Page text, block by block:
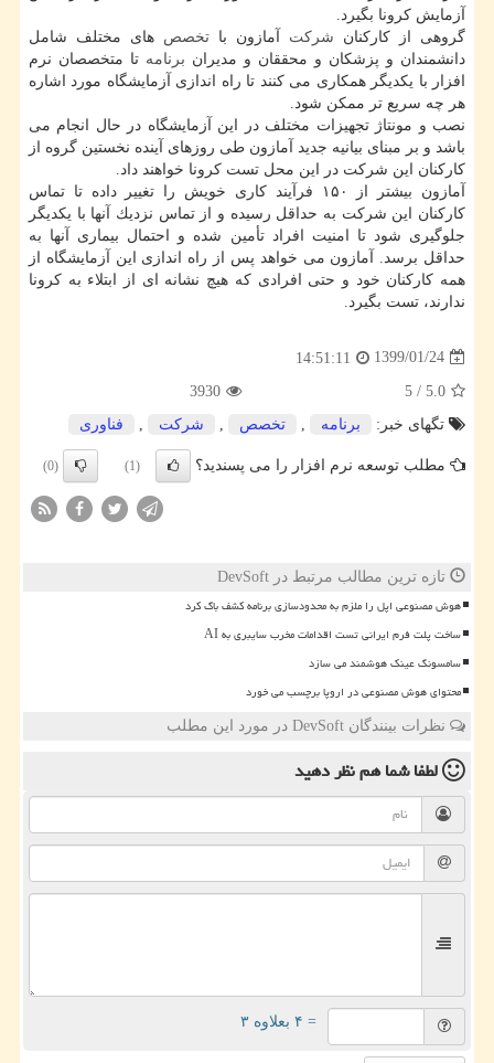
آزمایش كرونا بگیرد.
گروهی از كاركنان شركت آمازون با تخصص های مختلف شامل
دانشمندان و پزشكان و محققان و مدیران برنامه تا متخصصان نرم
افزار با یكدیگر همكاری می كنند تا راه اندازی آزمایشگاه مورد اشاره
هر چه سریع تر ممكن شود.
نصب و مونتاژ تجهیزات مختلف در این آزمایشگاه در حال انجام می
باشد و بر مبنای بیانیه جدید آمازون طی روزهای آینده نخستین گروه از
كاركنان این شركت در این محل تست كرونا خواهند داد.
آمازون بیشتر از ۱۵۰ فرآیند كاری خویش را تغییر داده تا تماس
كاركنان این شركت به حداقل رسیده و از تماس نزدیك آنها با یكدیگر
جلوگیری شود تا امنیت افراد تأمین شده و احتمال بیماری آنها به
حداقل برسد. آمازون می خواهد پس از راه اندازی این آزمایشگاه از
همه كاركنان خود و حتی افرادی كه هیچ نشانه ای از ابتلاء به كرونا
ندارند، تست بگیرد.
1399/01/24
14:51:11
5.0
/
5
3930
تگهای خبر:
برنامه تخصص شركت فناوری
مطلب توسعه نرم افزار را می پسندید؟ (1)
(0)
تازه ترین مطالب مرتبط در DevSoft
هوش مصنوعی اپل را ملزم به محدودسازی برنامه کشف باگ کرد
ساخت پلت فرم ایرانی تست اقدامات مخرب سایبری به AI
سامسونگ عینک هوشمند می سازد
محتوای هوش مصنوعی در اروپا برچسب می خورد
نظرات بینندگان DevSoft در مورد این مطلب
لطفا شما همنظر دهید
= ۴ بعلاوه ۳